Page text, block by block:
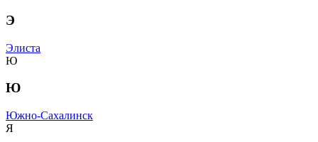
Э
Элиста
Ю
Ю
Южно-Сахалинск
Я